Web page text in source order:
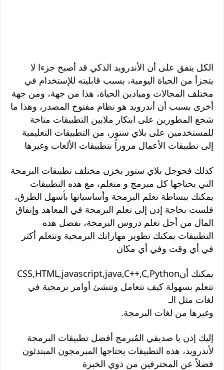
الكل يتفق على أن الأندرويد الذكي قد أصبح جزءا لا
يتجزأ من الحياة اليومية، بسبب قابليته للإستخدام في
مختلف المجالات وميادين الحياة، هذا من جهة، ومن جهة
أخرى بسبب أن أندرويد هو نظام مفتوح المصدر، وهذا ما
شجع المطورين على ابتكار ملايين التطبيقات متاحة
للمستخدمين على بلاي ستور، من التطبيقات التعليمية
إلى تطبيقات الأعمال مروراً بتطبيقات الألعاب وغيرها
كذلك فجوجل بلاي ستور يخزن مختلف تطبيقات البرمجة
التي يحتاجها كل مبرمج و متعلم، مع هذه التطبيقات
يمكنك ببساطة تعلم البرمجة وأساسياتها بأسهل الطرق،
فلست بحاجة إذن إلى تعلم البرمجة في المعاهد وإنفاق
المال من أجل تعلم دروس البرمجة، بفضل هذه
التطبيقات يمكنك تطوير مهاراتك البرمجية وتتعلم أكثر
في أي وقت وفي أي مكان
CSS,HTML,javascript,java,C++,C,Pythonيمكنك أن
تتعلم بسهولة كيف تتعامل وتنشئ أوامر برمجية في
لغات مثل الـ
.وغيرها من لغات البرمجة
إليك إذن يا صديقي المُبرمج أفضل تطبيقات البرمجة
لأندرويد، هذه التطبيقات يحتاجها المبرمجون المبتدئون
فضلاً عن المحترفين من ذوي الخبرة